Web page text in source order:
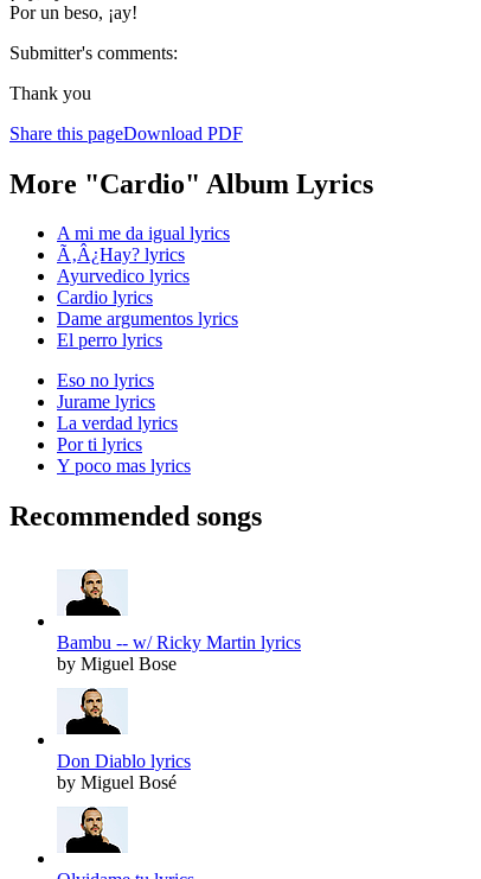
Por un beso, ¡ay!
Submitter's comments:
Thank you
Share this pageDownload PDF
More "Cardio" Album Lyrics
A mi me da igual lyrics
Ã‚Â¿Hay? lyrics
Ayurvedico lyrics
Cardio lyrics
Dame argumentos lyrics
El perro lyrics
Eso no lyrics
Jurame lyrics
La verdad lyrics
Por ti lyrics
Y poco mas lyrics
Recommended songs
Bambu -- w/ Ricky Martin lyrics
by Miguel Bose
Don Diablo lyrics
by Miguel Bosé